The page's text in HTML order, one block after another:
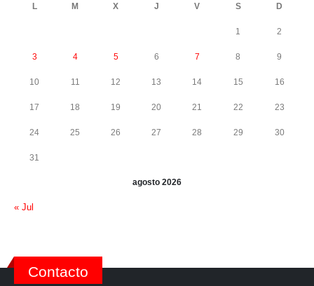
agosto 2026
L M X J V S D
1 2
3 4 5 6 7 8 9
10 11 12 13 14 15 16
17 18 19 20 21 22 23
24 25 26 27 28 29 30
31
« Jul
Contacto